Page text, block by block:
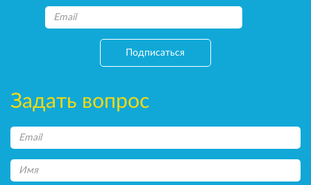
Подписаться
Задать вопрос